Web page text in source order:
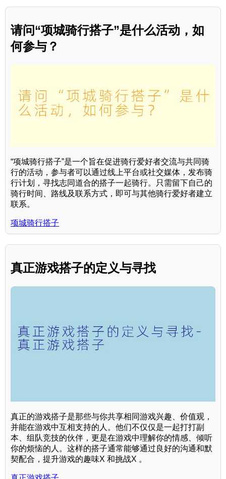
请问“项城骑行搭子”是什么活动，如
何参与？
“项城骑行搭子”是一个旨在促进骑行爱好者交流与共同骑
行的活动，参与者可以通过线上平台或社交媒体，发布骑
行计划，寻找志同道合的搭子一起骑行。只需留下自己的
骑行时间、路线及联系方式，即可与其他骑行爱好者建立
联系。
项城骑行搭子
真正游戏搭子的定义与寻找
真正的游戏搭子是那些与你共享相同游戏兴趣、价值观，
并能在游戏中互相支持的人。他们不仅仅是一起打打副
本、组队竞技的伙伴，更是在游戏中理解你的情感、倾听
你的烦恼的人。这样的搭子通常能够通过良好的沟通和默
契配合，提升游戏的趣味X 和挑战X 。